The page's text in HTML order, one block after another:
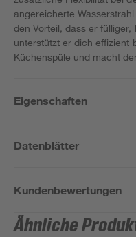
angereicherte
den Vorteil, dass er
unterstützt er dich effizient
Küchenspüle und macht
Eigenschaften
Datenblätter
Kundenbewertungen
Ähnliche